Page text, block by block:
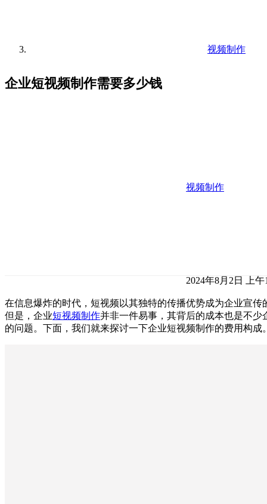
视频制作
企业短视频制作需要多少钱
视频制作
2024年8月2日 上午
在信息爆炸的时代，短视频以其独特的传播优势成为企业宣传
但是，企业短视频制作并非一件易事，其背后的成本也是不少
的问题。下面，我们就来探讨一下企业短视频制作的费用构成